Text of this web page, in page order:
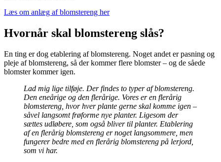
Læs om anlæg af blomstereng her
Hvornår skal blomstereng slås?
En ting er dog etablering af blomstereng. Noget andet er pasning og
pleje af blomstereng, så der kommer flere blomster – og de såede
blomster kommer igen.
Lad mig lige tilføje. Der findes to typer af blomstereng.
Den eneårige og den flerårige. Vores er en flerårig
blomstereng, hvor hver plante gerne skal komme igen –
såvel langsomt frøforme nye planter. Ligesom der
sættes udløbere, som også bliver til planter. Etablering
af en flerårig blomstereng er noget langsommere, men
fungerer bedre med en flerårig blomstereng på lerjord,
som vi har.